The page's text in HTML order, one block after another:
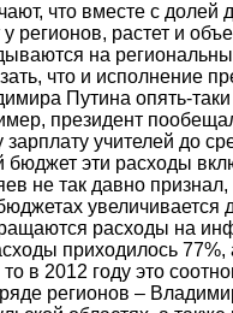
что вместе с долей
регионов, растет и
на
что и исполнение
Путина опять-
президент
учителей до
бюджет эти расходы
не так давно
увеличивается
расходы на
приходилось
в 2012 году это
регионов –